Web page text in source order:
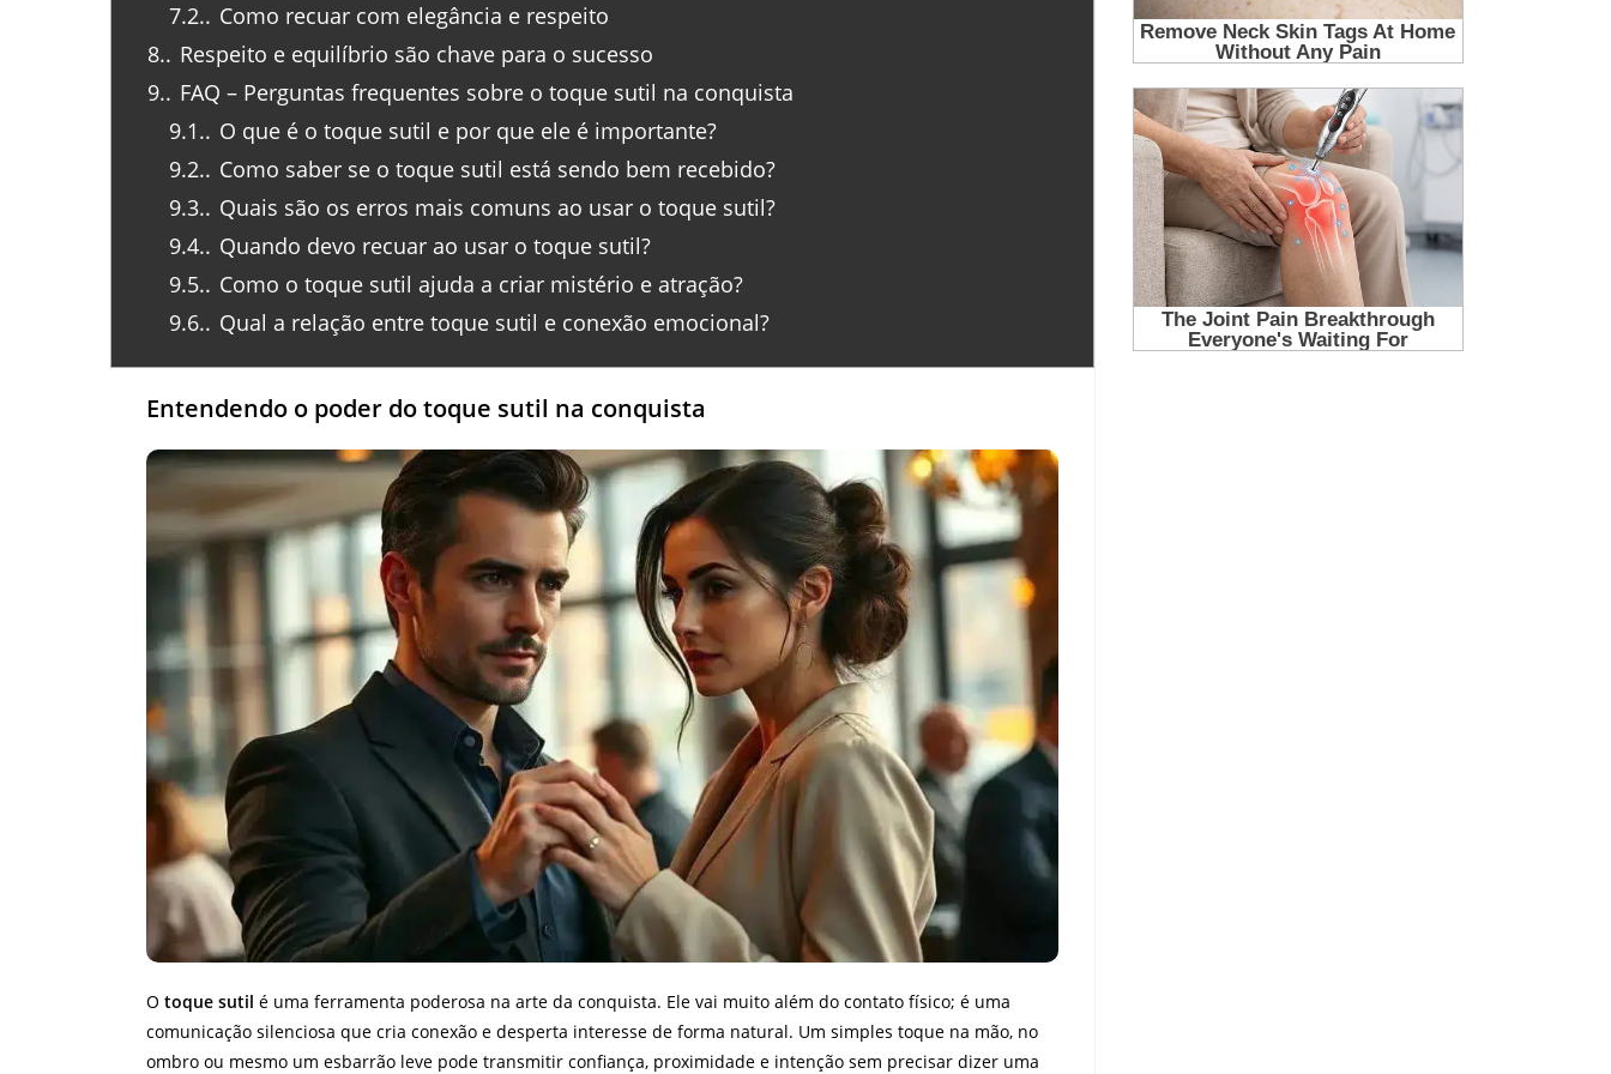
7.2. Como recuar com elegância e respeito
8. Respeito e equilíbrio são chave para o sucesso
9. FAQ – Perguntas frequentes sobre o toque sutil na conquista
9.1. O que é o toque sutil e por que ele é importante?
9.2. Como saber se o toque sutil está sendo bem recebido?
9.3. Quais são os erros mais comuns ao usar o toque sutil?
9.4. Quando devo recuar ao usar o toque sutil?
9.5. Como o toque sutil ajuda a criar mistério e atração?
9.6. Qual a relação entre toque sutil e conexão emocional?
Entendendo o poder do toque sutil na conquista
O toque sutil é uma ferramenta poderosa na arte da conquista. Ele vai muito além do contato físico; é uma
comunicação silenciosa que cria conexão e desperta interesse de forma natural. Um simples toque na mão, no
ombro ou mesmo um esbarrão leve pode transmitir confiança, proximidade e intenção sem precisar dizer uma